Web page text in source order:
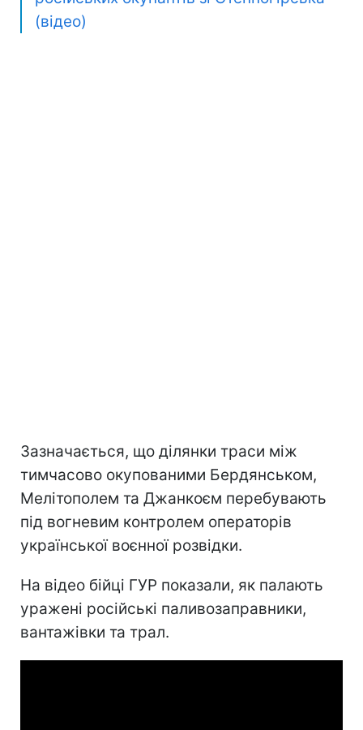
(відео)
Зазначається, що ділянки траси між
тимчасово окупованими Бердянськом,
Мелітополем та Джанкоєм перебувають
під вогневим контролем операторів
української воєнної розвідки.
На відео бійці ГУР показали, як палають
уражені російські паливозаправники,
вантажівки та трал.